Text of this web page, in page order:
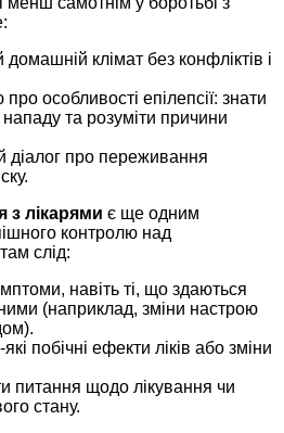
клімат без конфліктів і
особливості епілепсії: знати
та розуміти причини
діалог про переживання
з лікарями є ще одним
контролю над
слід:
навіть ті, що здаються
(наприклад, зміни настрою
побічні ефекти ліків або зміни
питання щодо лікування чи
стану.